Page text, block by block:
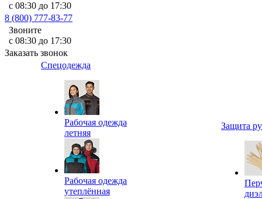
с 08:30 до 17:30
8 (800) 777-83-77
Звоните
с 08:30 до 17:30
Заказать звонок
Спецодежда
Рабочая одежда
летняя
Рабочая одежда
утеплённая
Защита